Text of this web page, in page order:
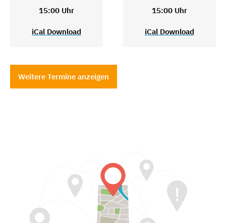
15:00 Uhr
iCal Download
15:00 Uhr
iCal Download
Weitere Termine anzeigen